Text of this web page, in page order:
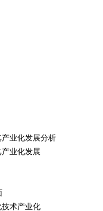
业化发展分析
业化发展
术产业化